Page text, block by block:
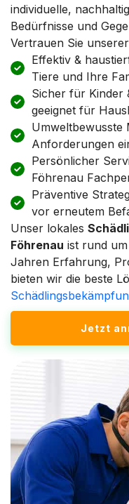
individuelle,
Bedürfnisse und
Vertrauen Sie unserer
Effektiv &
Tiere und Ihre
Sicher für Kinder
geeignet für
Umweltbewusste
Anforderungen
Persönlicher
Föhrenau
Präventive
vor erneutem
Unser lokales
Föhrenau ist rund
Jahren Erfahrung,
bieten wir die beste
Jetzt